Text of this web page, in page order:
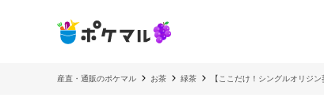
産直・通販のポケマル お茶 緑茶 【ここだけ！シングルオリジ